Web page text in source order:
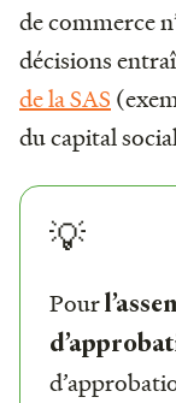
de commerce
décisions
de la SAS
du capital
💡
Pour